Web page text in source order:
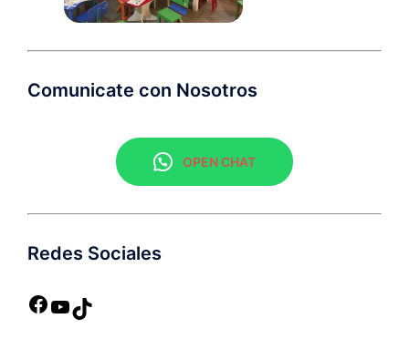
Comunicate con Nosotros
OPEN CHAT
Redes Sociales